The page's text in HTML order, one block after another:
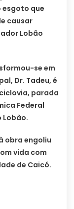
que
causar
Lobão
se em
Dr. Tadeu, é
parada
Federal
Lobão.
obra engoliu
vida com
de Caicó.